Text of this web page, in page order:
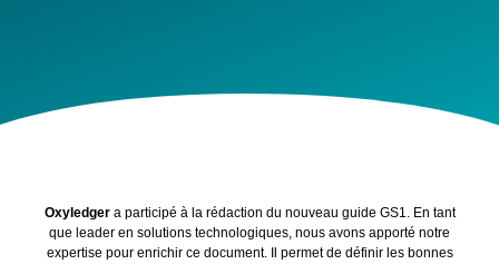
Oxyledgera participé à la rédaction du nouveau guide GS1. En tant
que leader en solutions technologiques, nous avons apporté notre
expertise pour enrichir ce document. Il permet de définir les bonnes